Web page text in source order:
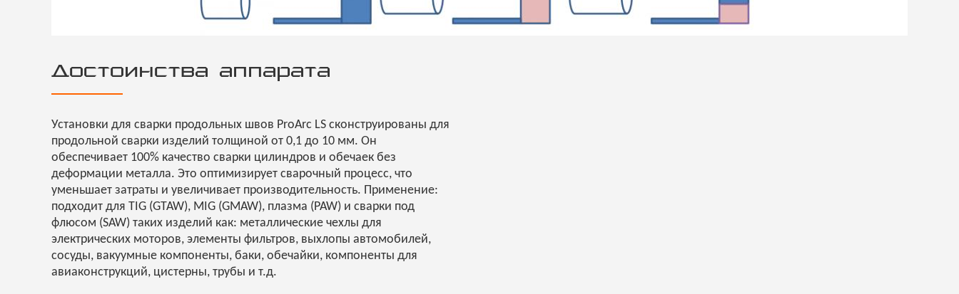
Достоинства аппарата
Установки для сварки продольных швов ProArc LS сконструированы для
продольной сварки изделий толщиной от 0,1 до 10 мм. Он
обеспечивает 100% качество сварки цилиндров и обечаек без
деформации металла. Это оптимизирует сварочный процесс, что
уменьшает затраты и увеличивает производительность. Применение:
подходит для TIG (GTAW), MIG (GMAW), плазма (PAW) и сварки под
флюсом (SAW) таких изделий как: металлические чехлы для
электрических моторов, элементы фильтров, выхлопы автомобилей,
сосуды, вакуумные компоненты, баки, обечайки, компоненты для
авиаконструкций, цистерны, трубы и т.д.